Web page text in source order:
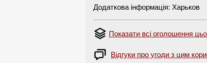
Додаткова інформація: Харьков
Показати всі оголошення
Відгуки про угоди з цим